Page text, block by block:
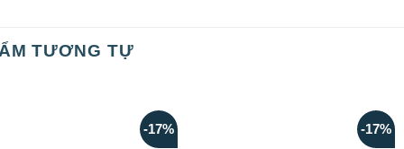
TƯƠNG TỰ
-17% -17%